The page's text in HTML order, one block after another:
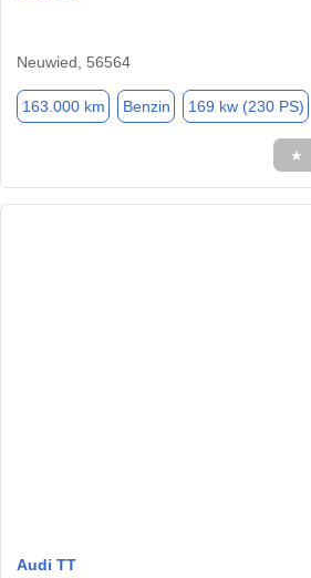
Neuwied, 56564
163.000 km Benzin 169 kw (230 PS)
★
Audi TT